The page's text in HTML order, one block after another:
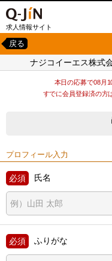
求人情報サイト
戻る
ナジコイーエス株式
本日の応募で08月
すでに会員登録済の方
プロフィール入力
氏名
ふりがな